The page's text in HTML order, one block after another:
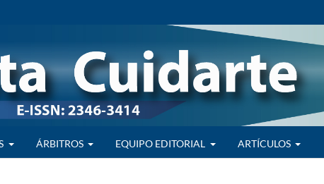
ÁRBITROS EQUIPO EDITORIAL ARTÍCULOS